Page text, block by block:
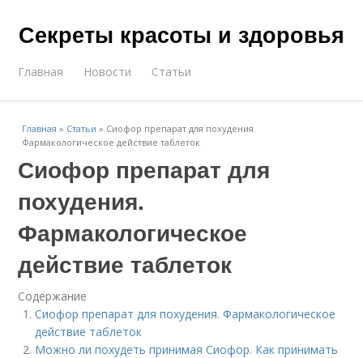
Секреты красоты и здоровья
Главная Новости Статьи
Главная » Статьи » Сиофор препарат для похудения.
Фармакологическое действие таблеток
Сиофор препарат для
похудения.
Фармакологическое
действие таблеток
Содержание
Сиофор препарат для похудения. Фармакологическое
действие таблеток
Можно ли похудеть принимая Сиофор. Как принимать